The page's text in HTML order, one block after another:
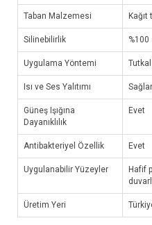
Taban Malzemesi Kağıt
Silinebilirlik
Uygulama Yöntemi
Isı ve Ses Yalıtımı Sağlar
Güneş Işığına
Dayanıklılık
Evet
Antibakteriyel Özellik Evet
Uygulanabilir Yüzeyler
Hafif
Üretim Yeri